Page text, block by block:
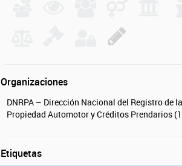
Organizaciones
DNRPA – Dirección Nacional del Registro de la
Propiedad Automotor y Créditos Prendarios
Etiquetas